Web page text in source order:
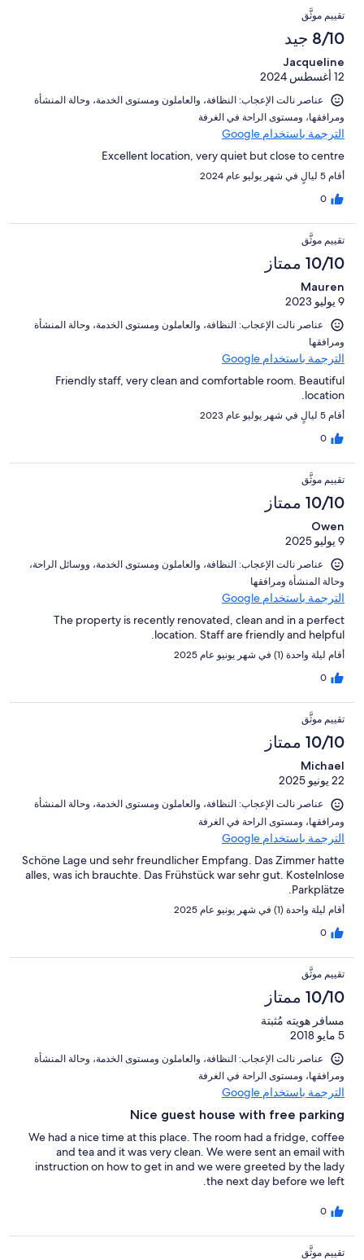
تقييم موثَّق
8/10 جيد
Jacqueline
12 أغسطس 2024
عناصر نالت الإعجاب: ⁦النظافة⁩، و⁦العاملون ومستوى الخدمة⁩، و⁦حالة المنشأة
ومرافقها⁩، و⁦مستوى الراحة في الغرفة⁩
الترجمة باستخدام Google
Excellent location, very quiet but close to centre
أقام 5 ليالٍ في شهر يوليو عام 2024
0
تقييم موثَّق
10/10 ممتاز
Mauren
9 يوليو 2023
عناصر نالت الإعجاب: ⁦النظافة⁩، و⁦العاملون ومستوى الخدمة⁩، و⁦حالة المنشأة
ومرافقها⁩
الترجمة باستخدام Google
Friendly staff, very clean and comfortable room. Beautiful
location.
أقام 5 ليالٍ في شهر يوليو عام 2023
0
تقييم موثَّق
10/10 ممتاز
Owen
9 يوليو 2025
عناصر نالت الإعجاب: ⁦النظافة⁩، و⁦العاملون ومستوى الخدمة⁩، و⁦وسائل الراحة⁩،
و⁦حالة المنشأة ومرافقها⁩
الترجمة باستخدام Google
The property is recently renovated, clean and in a perfect
location. Staff are friendly and helpful.
أقام ليلة واحدة (1) في شهر يونيو عام 2025
0
تقييم موثَّق
10/10 ممتاز
Michael
22 يونيو 2025
عناصر نالت الإعجاب: ⁦النظافة⁩، و⁦العاملون ومستوى الخدمة⁩، و⁦حالة المنشأة
ومرافقها⁩، و⁦مستوى الراحة في الغرفة⁩
الترجمة باستخدام Google
Schöne Lage und sehr freundlicher Empfang. Das Zimmer hatte
alles, was ich brauchte. Das Frühstück war sehr gut. Kostelnlose
Parkplätze.
أقام ليلة واحدة (1) في شهر يونيو عام 2025
0
تقييم موثَّق
10/10 ممتاز
مسافر هويته مُثبتة
5 مايو 2018
عناصر نالت الإعجاب: ⁦النظافة⁩، و⁦العاملون ومستوى الخدمة⁩، و⁦حالة المنشأة
ومرافقها⁩، و⁦مستوى الراحة في الغرفة⁩
الترجمة باستخدام Google
Nice guest house with free parking
We had a nice time at this place. The room had a fridge, coffee
and tea and it was very clean. We were sent an email with
instruction on how to get in and we were greeted by the lady
the next day before we left.
0
تقييم موثَّق